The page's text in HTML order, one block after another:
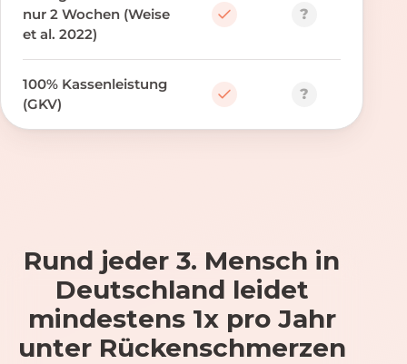
nur 2 Wochen (Weise
et al. 2022)
?
100% Kassenleistung
(GKV)
?
Rund jeder 3. Mensch in
Deutschland leidet
mindestens 1x pro Jahr
unter Rückenschmerzen